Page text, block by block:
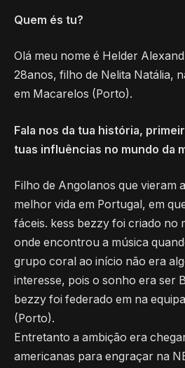
Quem és tu?
Olá meu nome é Helder
28anos, filho de Nelita Natália,
em Macarelos (Porto).
Fala nos da tua história,
tuas influências no mundo da
Filho de Angolanos que vieram
melhor vida em Portugal, em
fáceis. kess bezzy foi criado no
onde encontrou a música
grupo coral ao início não era
interesse, pois o sonho era ser
bezzy foi federado em na
(Porto).
Entretanto a ambição era
americanas para engraçar na